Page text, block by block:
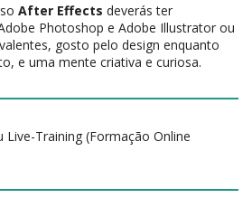
After Effects deverás ter
Photoshop e Adobe Illustrator ou
gosto pelo design enquanto
e uma mente criativa e curiosa.
Live-Training (Formação Online